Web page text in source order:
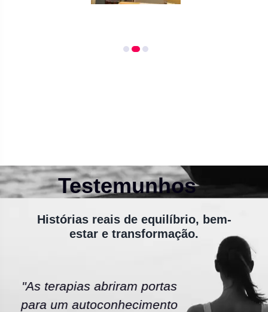
Testemunhos
Histórias reais de equilíbrio, bem-
estar e transformação.
"As terapias abriram portas
para um autoconhecimento
"A
escola